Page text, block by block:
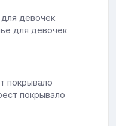
для девочек
покрывало